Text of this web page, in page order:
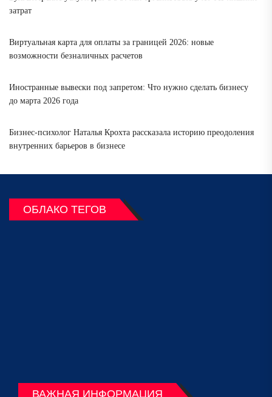
затрат
Виртуальная карта для оплаты за границей 2026: новые
возможности безналичных расчетов
Иностранные вывески под запретом: Что нужно сделать бизнесу
до марта 2026 года
Бизнес-психолог Наталья Крохта рассказала историю преодоления
внутренних барьеров в бизнесе
ОБЛАКО ТЕГОВ
ВАЖНАЯ ИНФОРМАЦИЯ